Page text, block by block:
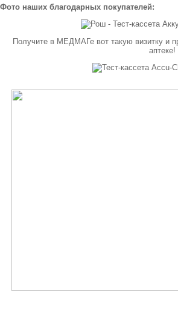
Фото наших благодарных покупателей:
Получите в МЕДМАГе вот такую визитку и
аптеке!